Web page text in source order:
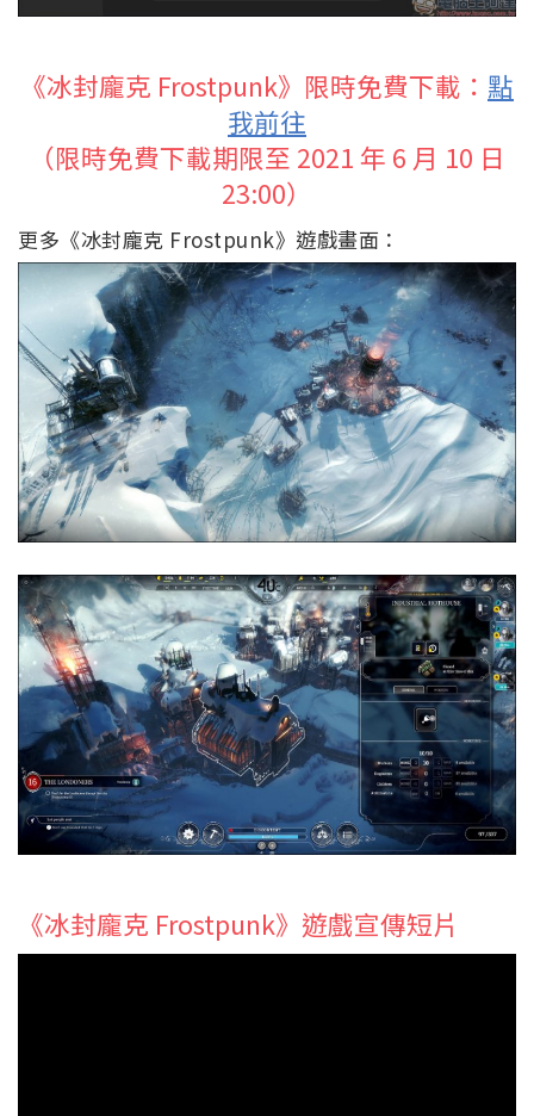
《冰封龐克 Frostpunk》限時免費下載： 點
我前往
（限時免費下載期限至 2021 年 6 月 10 日
23:00）
更多《冰封龐克 Frostpunk》遊戲畫面：
《冰封龐克 Frostpunk》遊戲宣傳短片